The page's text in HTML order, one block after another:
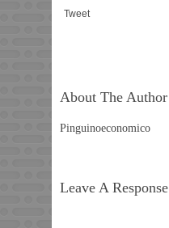
Tweet
About The Author
Pinguinoeconomico
Leave A Response